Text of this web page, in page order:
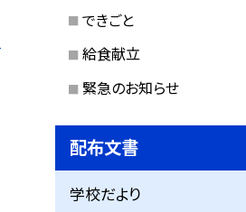
できごと
給食献立
緊急のお知らせ
配布文書
学校だより